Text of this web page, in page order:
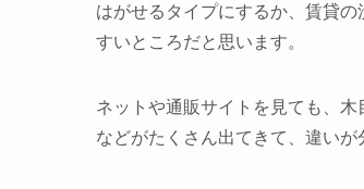
はがせるタイプにするか、賃貸
すいところだと思います。
ネットや通販サイトを見ても、
などがたくさん出てきて、違いが